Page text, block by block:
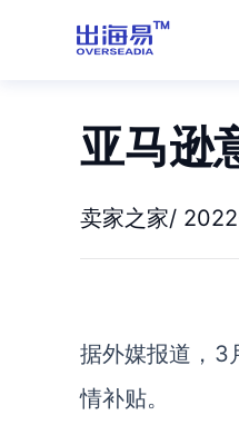
亚马逊
卖家之家/
据外媒报道，3
情补贴。